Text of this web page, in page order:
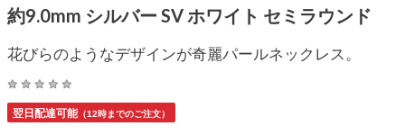
約9.0mm シルバー SV ホワイト セミラウンド
花びらのようなデザインが奇麗パールネックレス。
翌日配達可能（12時までのご注文）